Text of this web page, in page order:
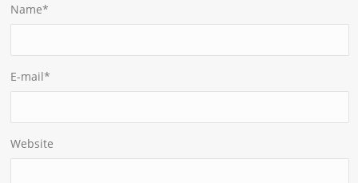
Name*
E-mail*
Website